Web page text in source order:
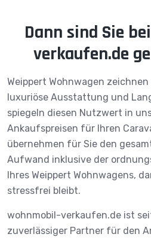
Dann sind Sie
verkaufen.de
Weippert Wohnwagen
luxuriöse Ausstattung und
spiegeln diesen Nutzwert in
Ankaufspreisen für Ihren
übernehmen für Sie den
Aufwand inklusive der
Ihres Weippert Wohnwagens,
stressfrei bleibt.
wohnmobil-verkaufen.de ist
zuverlässiger Partner für den